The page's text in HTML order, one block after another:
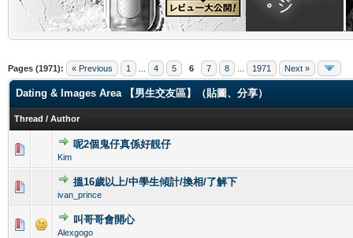
Pages (1971): « Previous 1 4 5 6 7 8 1971 Next »
Dating & Images Area 【男生交友區】（貼圖、分享）
Thread / Author
呢2個鬼仔真係好靚仔
Kim
1 Vote(s) - 3 out of 5 in Average
12
搵16歲以上/中學生傾計/換相/了解下
ivan_prince
0 Vote(s) - 0 out of 5 in Average
12345
叫哥哥會開心
Alexgogo
0 Vote(s) - 0 out of 5 in Average